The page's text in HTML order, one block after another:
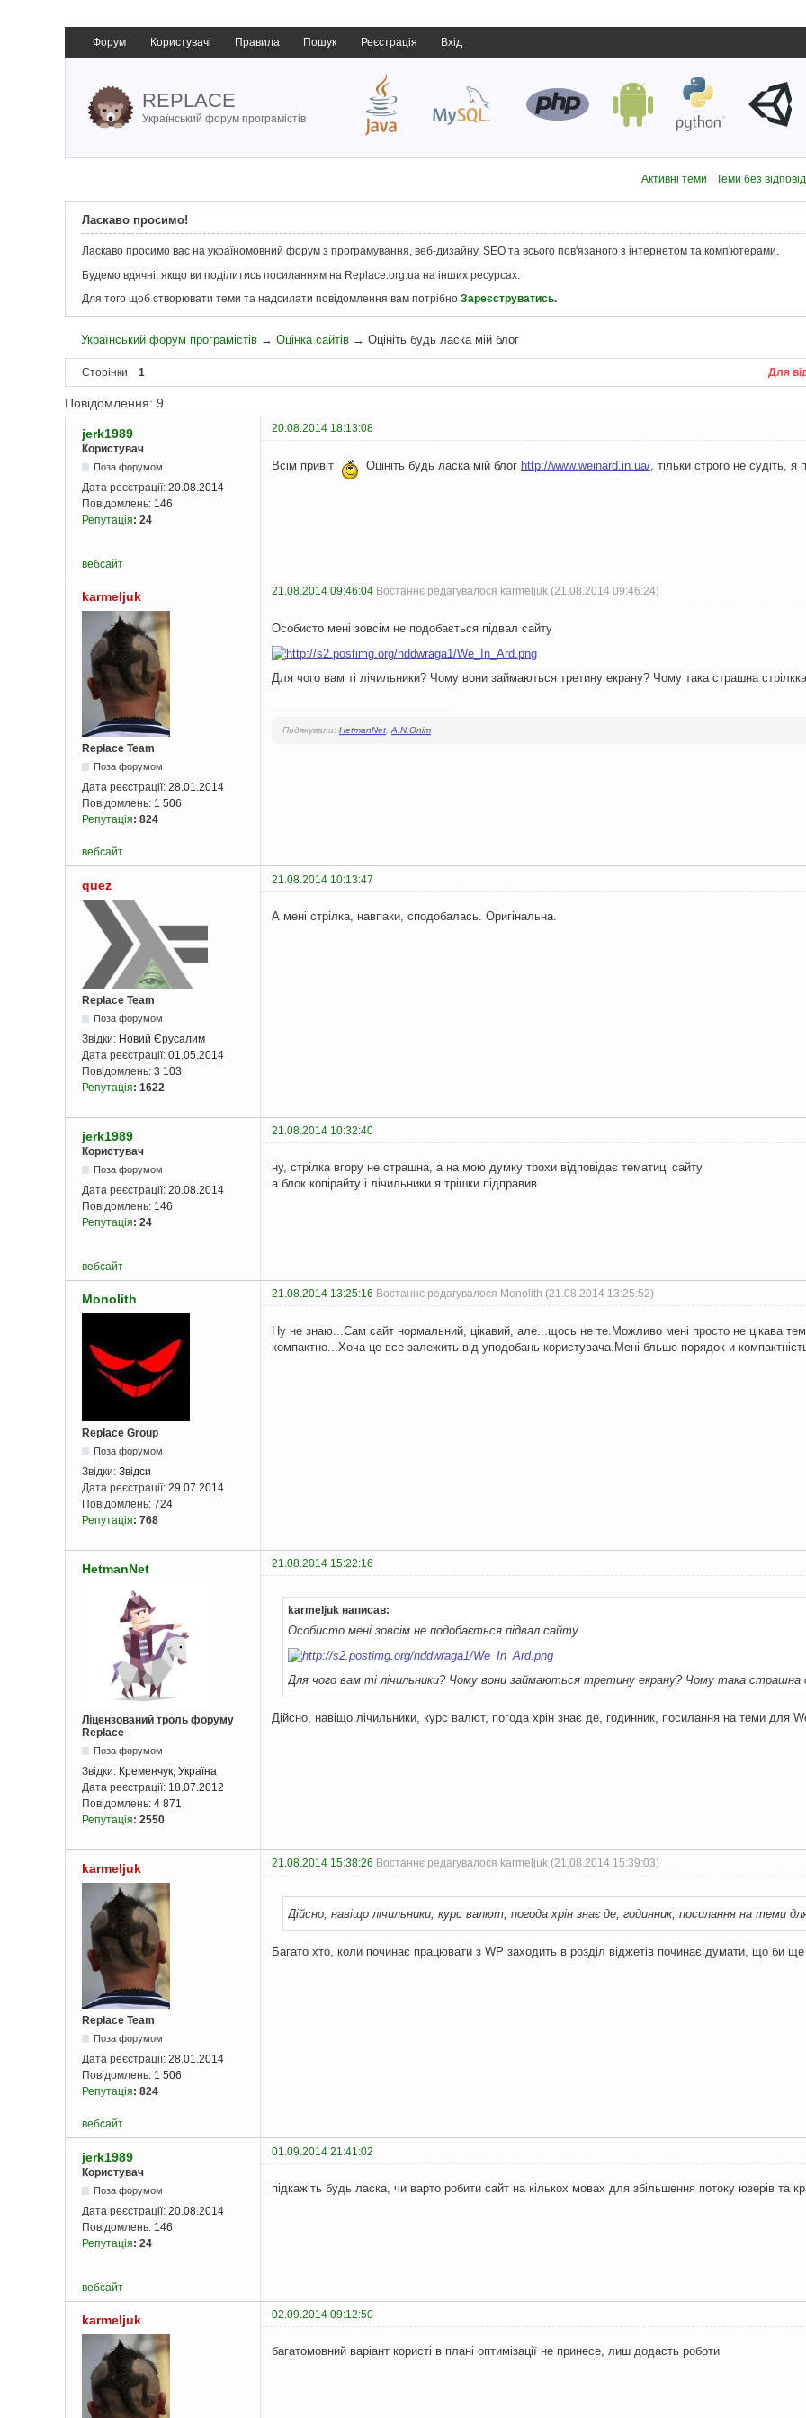
Форум Користувачі Правила Пошук Реєстрація Вхід
REPLACE
Український форум програмістів
Активні теми Теми без
Ласкаво просимо!
Ласкаво просимо вас на україномовний форум з програмування, веб-дизайну, SEO та всього пов'язаного з інтернетом та комп'ютерами.
Будемо вдячні, якщо ви поділитись посиланням на Replace.org.ua на інших ресурсах.
Для того щоб створювати теми та надсилати повідомлення вам потрібно Зареєструватись.
Український форум програмістів →Оцінка сайтів →Оцініть будь ласка мій блог
Сторінки 1 Для
Повідомлення: 9
jerk1989
20.08.2014 18:13:08
Користувач
Поза форумом
Дата реєстрації: 20.08.2014
Повідомлень: 146
Репутація: 24
Всім привіт Оцініть будь ласка мій блог http://www.weinard.in.ua/ , тільки строго не судіть, я
вебсайт
karmeljuk 21.08.2014 09:46:04 Востаннє редагувалося karmeljuk (21.08.2014 09:46:24)
Replace Team
Поза форумом
Дата реєстрації: 28.01.2014
Повідомлень: 1 506
Репутація: 824
Особисто мені зовсім не подобається підвал сайту
Для чого вам ті лічильники? Чому вони займаються третину екрану? Чому така страшна
Подякували: HetmanNet,A.N.Onim
вебсайт
quez 21.08.2014 10:13:47
Replace Team
Поза форумом
Звідки: Новий Єрусалим
Дата реєстрації: 01.05.2014
Повідомлень: 3 103
Репутація: 1622
А мені стрілка, навпаки, сподобалась. Оригінальна.
jerk1989
21.08.2014 10:32:40
Користувач
Поза форумом
Дата реєстрації: 20.08.2014
Повідомлень: 146
Репутація: 24
ну, стрілка вгору не страшна, а на мою думку трохи відповідає тематиці сайту
а блок копірайту і лічильники я трішки підправив
вебсайт
Monolith 21.08.2014 13:25:16 Востаннє редагувалося Monolith (21.08.2014 13:25:52)
Replace Group
Поза форумом
Звідки: Звідси
Дата реєстрації: 29.07.2014
Повідомлень: 724
Репутація: 768
Ну не знаю...Сам сайт нормальний, цікавий, але...щось не те.Можливо мені просто не цікава
компактно...Хоча це все залежить від уподобань користувача.Мені бльше порядок и
HetmanNet 21.08.2014 15:22:16
Ліцензований троль форуму
Replace
Поза форумом
Звідки: Кременчук, Україна
Дата реєстрації: 18.07.2012
Повідомлень: 4 871
Репутація: 2550
karmeljuk написав:
Особисто мені зовсім не подобається підвал сайту
Для чого вам ті лічильники? Чому вони займаються третину екрану? Чому така страшна
Дійсно, навіщо лічильники, курс валют, погода хрін знає де, годинник, посилання на теми для
karmeljuk 21.08.2014 15:38:26 Востаннє редагувалося karmeljuk (21.08.2014 15:39:03)
Replace Team
Поза форумом
Дата реєстрації: 28.01.2014
Повідомлень: 1 506
Репутація: 824
Дійсно, навіщо лічильники, курс валют, погода хрін знає де, годинник, посилання на теми
Багато хто, коли починає працювати з WP заходить в розділ віджетів починає думати, що би
вебсайт
jerk1989
01.09.2014 21:41:02
Користувач
Поза форумом
Дата реєстрації: 20.08.2014
Повідомлень: 146
Репутація: 24
підкажіть будь ласка, чи варто робити сайт на кількох мовах для збільшення потоку юзерів та
вебсайт
karmeljuk 02.09.2014 09:12:50
багатомовний варіант користі в плані оптимізації не принесе, лиш додасть роботи